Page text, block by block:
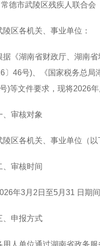
德市武陵区残疾人联
陵区各机关、事业单位：
据《湖南省财政厅、湖南
〕46号)、《国家税务总
)等文件要求，现将2026
、审核对象
陵区各机关、事业单位 （
、审核时间
6年3月 2 日至5月31 日期
、申报方式
用人单位通过湖南省政务